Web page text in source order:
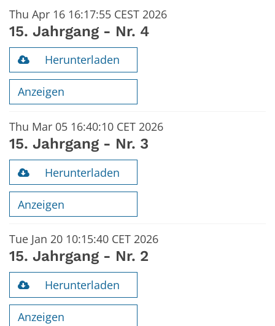
Thu Apr 16 16:17:55 CEST 2026
15. Jahrgang - Nr. 4
Herunterladen
Anzeigen
Thu Mar 05 16:40:10 CET 2026
15. Jahrgang - Nr. 3
Herunterladen
Anzeigen
Tue Jan 20 10:15:40 CET 2026
15. Jahrgang - Nr. 2
Herunterladen
Anzeigen